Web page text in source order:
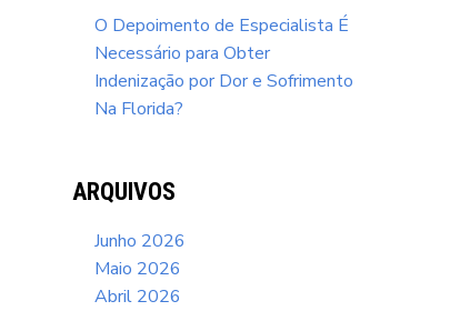
O Depoimento de Especialista É
Necessário para Obter
Indenização por Dor e Sofrimento
Na Florida?
ARQUIVOS
Junho 2026
Maio 2026
Abril 2026